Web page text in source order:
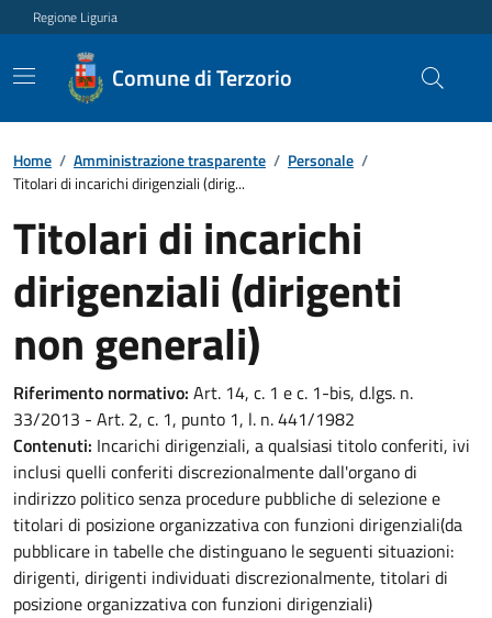
Regione Liguria
Comune di Terzorio
Home / Amministrazione trasparente / Personale /
Titolari di incarichi dirigenziali (dirig...
Titolari di incarichi
dirigenziali (dirigenti
non generali)
Riferimento normativo: Art. 14, c. 1 e c. 1-bis, d.lgs. n.
33/2013 - Art. 2, c. 1, punto 1, l. n. 441/1982
Contenuti: Incarichi dirigenziali, a qualsiasi titolo conferiti, ivi
inclusi quelli conferiti discrezionalmente dall'organo di
indirizzo politico senza procedure pubbliche di selezione e
titolari di posizione organizzativa con funzioni dirigenziali(da
pubblicare in tabelle che distinguano le seguenti situazioni:
dirigenti, dirigenti individuati discrezionalmente, titolari di
posizione organizzativa con funzioni dirigenziali)